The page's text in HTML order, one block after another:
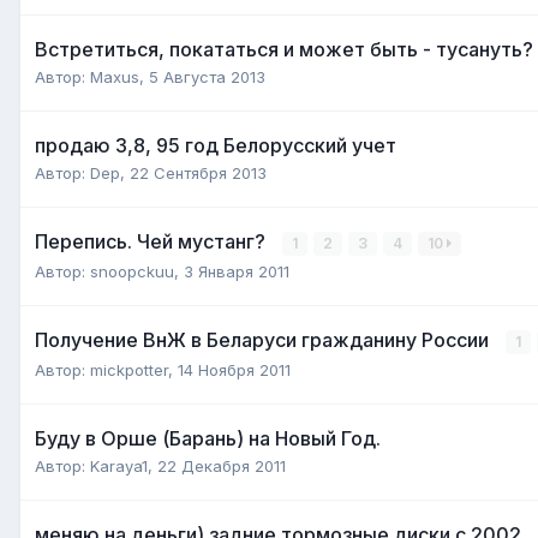
Встретиться, покататься и может быть - тусануть?
Автор: Maxus, 5 Августа 2013
продаю 3,8, 95 год Белорусский учет
Автор: Dep, 22 Сентября 2013
Перепись. Чей мустанг? 1 2 3 4 10
Автор: snoopckuu, 3 Января 2011
Получение ВнЖ в Беларуси гражданину России 1
Автор: mickpotter, 14 Ноября 2011
Буду в Орше (Барань) на Новый Год.
Автор: Karaya1, 22 Декабря 2011